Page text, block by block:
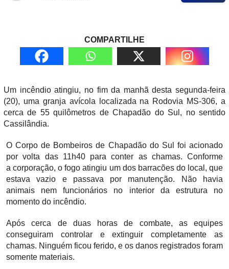
COMPARTILHE
Um incêndio atingiu, no fim da manhã desta segunda-feira
(20), uma granja avícola localizada na Rodovia MS-306, a
cerca de 55 quilômetros de Chapadão do Sul, no sentido
Cassilândia.
O Corpo de Bombeiros de Chapadão do Sul foi acionado
por volta das 11h40 para conter as chamas. Conforme
a corporação, o fogo atingiu um dos barracões do local, que
estava vazio e passava por manutenção. Não havia
animais nem funcionários no interior da estrutura no
momento do incêndio.
Após cerca de duas horas de combate, as equipes
conseguiram controlar e extinguir completamente as
chamas. Ninguém ficou ferido, e os danos registrados foram
somente materiais.